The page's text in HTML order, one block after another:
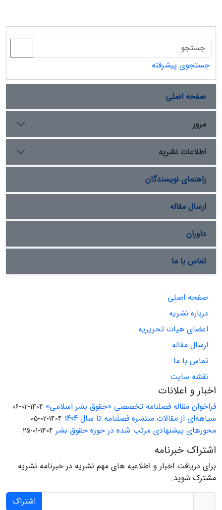
جستجوی پیشرفته
صفحه اصلی
مرور
اطلاعات نشریه
راهنمای نویسندگان
ارسال مقاله
داوران
تماس با ما
صفحه اصلی
درباره نشریه
اعضای هیات تحریریه
ارسال مقاله
تماس با ما
نقشه سایت
اخبار و اعلانات
فراخوان مقاله فصلنامه تخصصی «حقوق بشر اسلامی» 1404-02-06
سیاهه‌ای از مقالات منتشره فصلنامه تا سال 1404 1404-02-05
محورهای پیشنهادی مرتب شده در حوزه حقوق بشر 1404-01-25
اشتراک خبرنامه
برای دریافت اخبار و اطلاعیه های مهم نشریه در خبرنامه نشریه
مشترک شوید.
اشتراک